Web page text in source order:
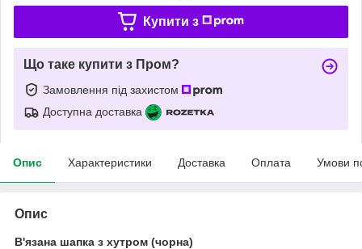
Купити з
Що таке купити з Пром?
Замовлення під захистом
Доступна доставка
Опис Характеристики Доставка Оплата Умови
Опис
В'язана шапка з хутром (чорна)